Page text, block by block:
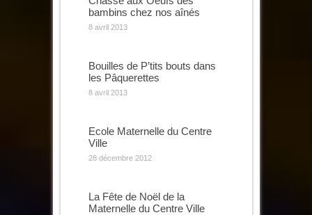
bambins chez nos aînés
8 avril 2013
Bouilles de P’tits bouts dans
les Pâquerettes
8 avril 2013
Ecole Maternelle du Centre
Ville
28 décembre 2012
La Fête de Noël de la
Maternelle du Centre Ville